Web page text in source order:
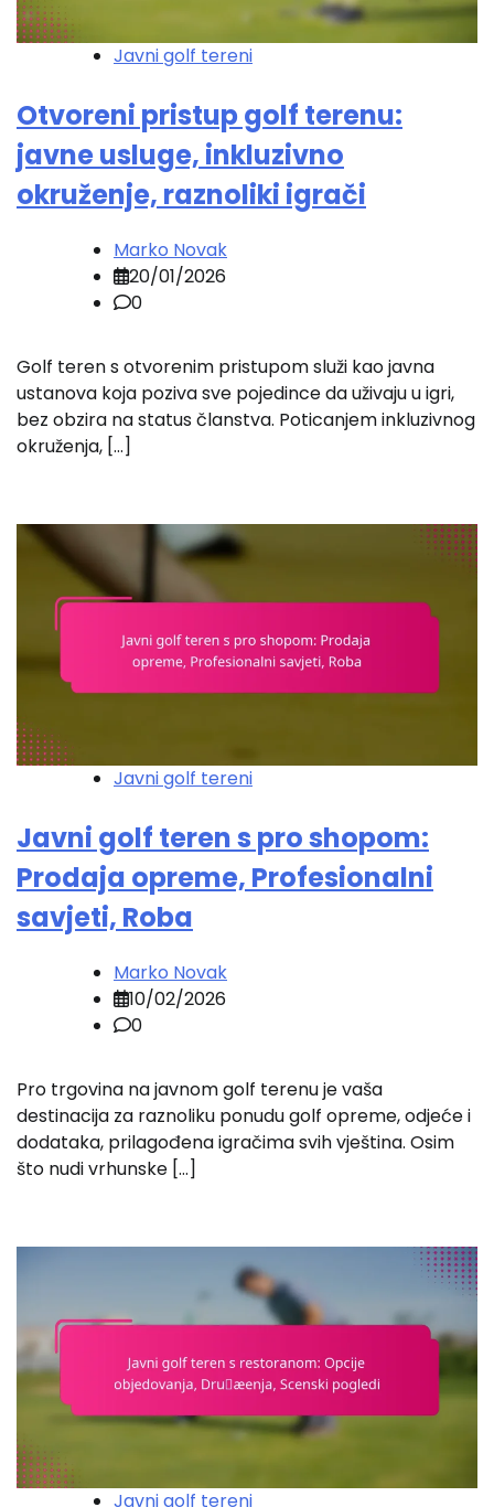
Javni golf tereni
Otvoreni pristup golf terenu:
javne usluge, inkluzivno
okruženje, raznoliki igrači
Marko Novak
20/01/2026
0
Golf teren s otvorenim pristupom služi kao javna
ustanova koja poziva sve pojedince da uživaju u igri,
bez obzira na status članstva. Poticanjem inkluzivnog
okruženja, […]
Javni golf tereni
Javni golf teren s pro shopom:
Prodaja opreme, Profesionalni
savjeti, Roba
Marko Novak
10/02/2026
0
Pro trgovina na javnom golf terenu je vaša
destinacija za raznoliku ponudu golf opreme, odjeće i
dodataka, prilagođena igračima svih vještina. Osim
što nudi vrhunske […]
Javni golf tereni